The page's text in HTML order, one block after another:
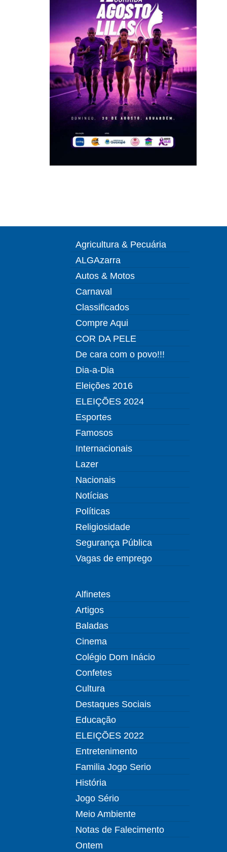
Agricultura & Pecuária
ALGAzarra
Autos & Motos
Carnaval
Classificados
Compre Aqui
COR DA PELE
De cara com o povo!!!
Dia-a-Dia
Eleições 2016
ELEIÇÕES 2024
Esportes
Famosos
Internacionais
Lazer
Nacionais
Notícias
Políticas
Religiosidade
Segurança Pública
Vagas de emprego
Alfinetes
Artigos
Baladas
Cinema
Colégio Dom Inácio
Confetes
Cultura
Destaques Sociais
Educação
ELEIÇÕES 2022
Entretenimento
Familia Jogo Serio
História
Jogo Sério
Meio Ambiente
Notas de Falecimento
Ontem